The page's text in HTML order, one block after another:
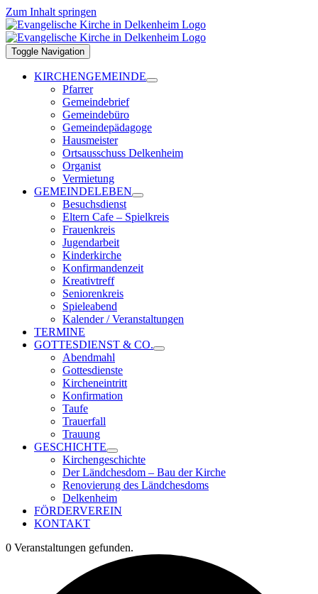
Zum Inhalt springen
Toggle Navigation
KIRCHENGEMEINDE
Pfarrer
Gemeindebrief
Gemeindebüro
Gemeindepädagoge
Hausmeister
Ortsausschuss Delkenheim
Organist
Vermietung
GEMEINDELEBEN
Besuchsdienst
Eltern Cafe – Spielkreis
Frauenkreis
Jugendarbeit
Kinderkirche
Konfirmandenzeit
Kreativtreff
Seniorenkreis
Spieleabend
Kalender / Veranstaltungen
TERMINE
GOTTESDIENST & CO.
Abendmahl
Gottesdienste
Kircheneintritt
Konfirmation
Taufe
Trauerfall
Trauung
GESCHICHTE
Kirchengeschichte
Der Ländchesdom – Bau der Kirche
Renovierung des Ländchesdoms
Delkenheim
FÖRDERVEREIN
KONTAKT
0 Veranstaltungen gefunden.